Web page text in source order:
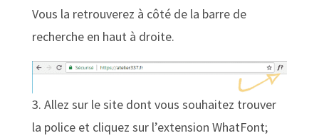
Vous la retrouverez à côté de la barre de
recherche en haut à droite.
3. Allez sur le site dont vous souhaitez trouver
la police et cliquez sur l’extension WhatFont;